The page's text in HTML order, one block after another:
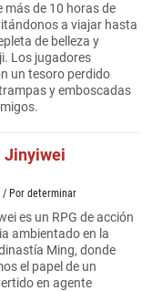
más de 10 horas de
a viajar hasta
de belleza y
Los jugadores
un tesoro perdido
y emboscadas
Jinyiwei
/ Por determinar
es un RPG de acción
ambientado en la
Ming, donde
el papel de un
en agente